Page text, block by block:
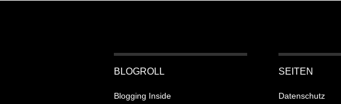
BLOGROLL
Blogging Inside
SEITEN
Datenschutz